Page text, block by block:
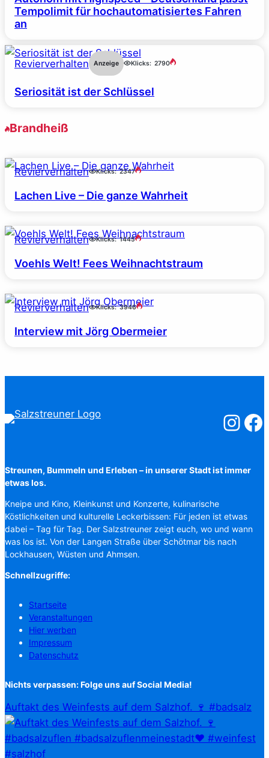
Tempolimit für hochautomatisiertes Fahren
an
Revierverhalten Anzeige Klicks: 2790
Seriosität ist der Schlüssel
Brandheiß
Revierverhalten Klicks: 2347
Lachen Live – Die ganze Wahrheit
Revierverhalten Klicks: 1445
Voehls Welt! Fees Weihnachtstraum
Revierverhalten Klicks: 3946
Interview mit Jörg Obermeier
Streunen, Bummeln und Erleben – in unserer Stadt ist immer
etwas los.
Kneipe und Kino, Kleinkunst und Konzerte, kulinarische
Köstlichkeiten und kulturelle Leckerbissen: Für jeden ist etwas
dabei – Tag für Tag. Der Salzstreuner zeigt euch, wo und wann
was los ist. Von der Langen Straße über Schötmar bis nach
Lockhausen, Wüsten und Ahmsen.
Schnellzugriffe:
Startseite
Veranstaltungen
Hier werben
Impressum
Datenschutz
Nichts verpassen: Folge uns auf Social Media!
Auftakt des Weinfests auf dem Salzhof. 🍷 #badsalz